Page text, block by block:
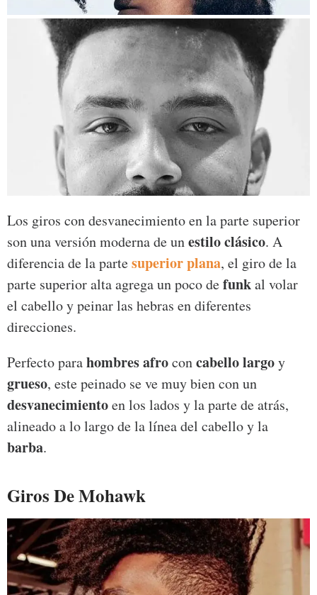
Los giros con desvanecimiento en la parte superior
son una versión moderna de unestilo clásico. A
diferencia de la partesuperior plana, el giro de la
parte superior alta agrega un poco defunkal volar
el cabello y peinar las hebras en diferentes
direcciones.
Perfecto parahombres afroconcabello largoy
grueso, este peinado se ve muy bien con un
desvanecimientoen los lados y la parte de atrás,
alineado a lo largo de la línea del cabello y la
barba.
Giros De Mohawk